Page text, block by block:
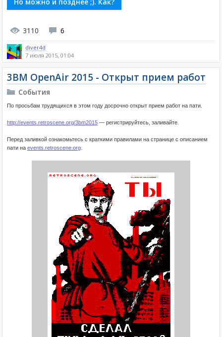
3110 6
diver4d
7 июля 2015, 01:04
3BM OpenAir 2015 - Открыт прием работ
События
По просьбам трудящихся в этом году досрочно открыт прием работ на пати.
http://events.retroscene.org/3bm2015 — регистрируйтесь, заливайте.
Перед заливкой ознакомьтесь с краткими правилами на странице с описанием
пати на events.retroscene.org